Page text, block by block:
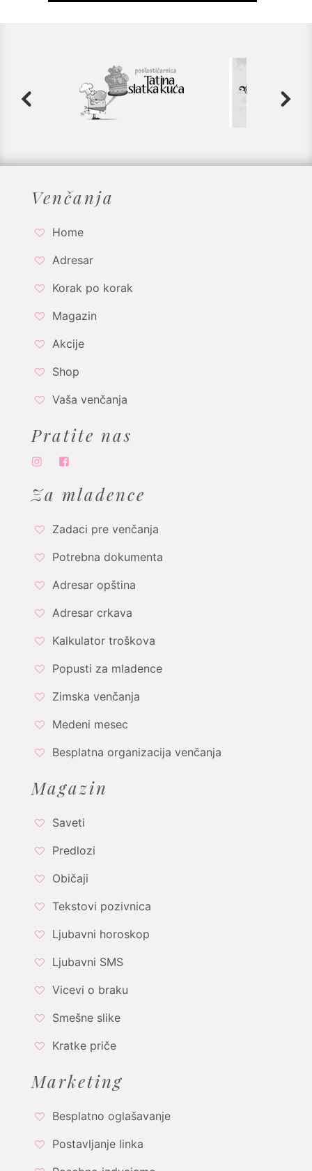
Venčanja
Home
Adresar
Korak po korak
Magazin
Akcije
Shop
Vaša venčanja
Pratite nas
Za mladence
Zadaci pre venčanja
Potrebna dokumenta
Adresar opština
Adresar crkava
Kalkulator troškova
Popusti za mladence
Zimska venčanja
Medeni mesec
Besplatna organizacija venčanja
Magazin
Saveti
Predlozi
Običaji
Tekstovi pozivnica
Ljubavni horoskop
Ljubavni SMS
Vicevi o braku
Smešne slike
Kratke priče
Marketing
Besplatno oglašavanje
Postavljanje linka